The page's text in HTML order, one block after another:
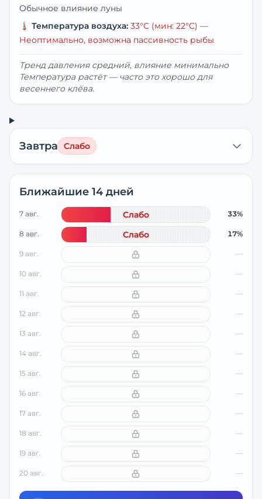
Обычное влияние луны
🌡️ Температура воздуха: 33°C (мин: 22°C) —
Неоптимально, возможна пассивность рыбы
Тренд давления средний, влияние минимально
Температура растёт — часто это хорошо для
весеннего клёва.
Завтра Слабо
Ближайшие 14 дней
7 авг. Слабо 33%
8 авг. Слабо 17%
9 авг. —
10 авг. —
11 авг. —
12 авг. —
13 авг. —
14 авг. —
15 авг. —
16 авг. —
17 авг. —
18 авг. —
19 авг. —
20 авг. —